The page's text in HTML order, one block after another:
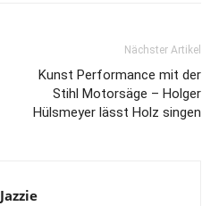
Nächster Artikel
Kunst Performance mit der
Stihl Motorsäge – Holger
Hülsmeyer lässt Holz singen
Jazzie